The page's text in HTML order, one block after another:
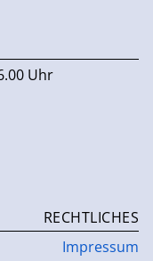
Uhr
RECHTLICHES
Impressum